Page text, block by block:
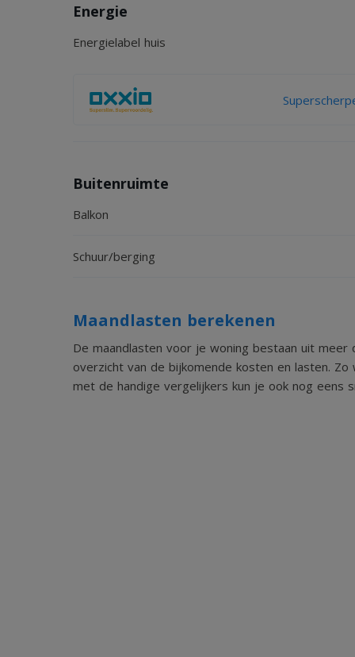
Energie
Energielabel huis
Buitenruimte
Balkon
Schuur/berging
Maandlasten berekenen
De maandlasten voor je woning bestaan uit
overzicht van de bijkomende kosten en lasten.
met de handige vergelijkers kun je ook nog eens